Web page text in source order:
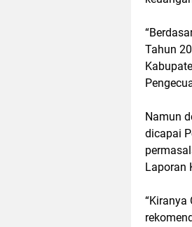
Tahun
Namun
dicapai
Laporan
“Kiranya